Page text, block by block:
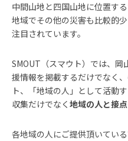
中間山地と四国山地に位置す
地域でその他の災害も比較的
注目されています。
SMOUT（スマウト）では、
援情報を掲載するだけでなく
ト、「地域の人」として活動
収集だけでなく 地域の人と接
各地域の人にご提供頂いてい